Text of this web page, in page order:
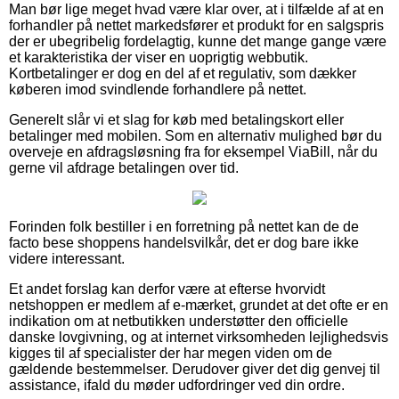
Man bør lige meget hvad være klar over, at i tilfælde af at en
forhandler på nettet markedsfører et produkt for en salgspris
der er ubegribelig fordelagtig, kunne det mange gange være
et karakteristika der viser en uoprigtig webbutik.
Kortbetalinger er dog en del af et regulativ, som dækker
køberen imod svindlende forhandlere på nettet.
Generelt slår vi et slag for køb med betalingskort eller
betalinger med mobilen. Som en alternativ mulighed bør du
overveje en afdragsløsning fra for eksempel ViaBill, når du
gerne vil afdrage betalingen over tid.
Forinden folk bestiller i en forretning på nettet kan de de
facto bese shoppens handelsvilkår, det er dog bare ikke
videre interessant.
Et andet forslag kan derfor være at efterse hvorvidt
netshoppen er medlem af e-mærket, grundet at det ofte er en
indikation om at netbutikken understøtter den officielle
danske lovgivning, og at internet virksomheden lejlighedsvis
kigges til af specialister der har megen viden om de
gældende bestemmelser. Derudover giver det dig genvej til
assistance, ifald du møder udfordringer ved din ordre.